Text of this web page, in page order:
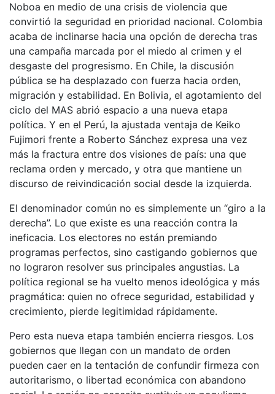
Noboa en medio de una crisis de violencia que
convirtió la seguridad en prioridad nacional. Colombia
acaba de inclinarse hacia una opción de derecha tras
una campaña marcada por el miedo al crimen y el
desgaste del progresismo. En Chile, la discusión
pública se ha desplazado con fuerza hacia orden,
migración y estabilidad. En Bolivia, el agotamiento del
ciclo del MAS abrió espacio a una nueva etapa
política. Y en el Perú, la ajustada ventaja de Keiko
Fujimori frente a Roberto Sánchez expresa una vez
más la fractura entre dos visiones de país: una que
reclama orden y mercado, y otra que mantiene un
discurso de reivindicación social desde la izquierda.
El denominador común no es simplemente un “giro a la
derecha”. Lo que existe es una reacción contra la
ineficacia. Los electores no están premiando
programas perfectos, sino castigando gobiernos que
no lograron resolver sus principales angustias. La
política regional se ha vuelto menos ideológica y más
pragmática: quien no ofrece seguridad, estabilidad y
crecimiento, pierde legitimidad rápidamente.
Pero esta nueva etapa también encierra riesgos. Los
gobiernos que llegan con un mandato de orden
pueden caer en la tentación de confundir firmeza con
autoritarismo, o libertad económica con abandono